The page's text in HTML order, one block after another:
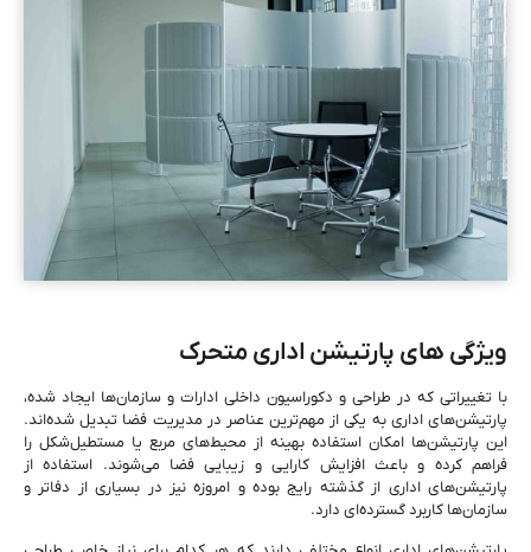
ویژگی های پارتیشن اداری متحرک
با تغییراتی که در طراحی و دکوراسیون داخلی ادارات و سازمان‌ها ایجاد شده،
پارتیشن‌های اداری به یکی از مهم‌ترین عناصر در مدیریت فضا تبدیل شده‌اند.
این پارتیشن‌ها امکان استفاده بهینه از محیط‌های مربع یا مستطیل‌شکل را
فراهم کرده و باعث افزایش کارایی و زیبایی فضا می‌شوند. استفاده از
پارتیشن‌های اداری از گذشته رایج بوده و امروزه نیز در بسیاری از دفاتر و
سازمان‌ها کاربرد گسترده‌ای دارد.